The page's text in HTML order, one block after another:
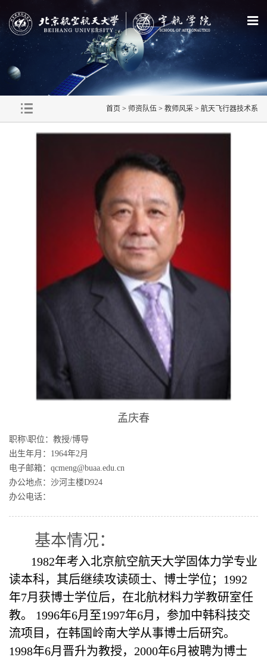
首页 > 师资队伍 > 教师风采 > 航天飞行器技术系
孟庆春
职称\职位：教授/博导
出生年月：1964年2月
电子邮箱：qcmeng@buaa.edu.cn
办公地点：沙河主楼D924
办公电话：
基本情况：
1982年考入北京航空航天大学固体力学专业
读本科，其后继续攻读硕士、博士学位；1992
年7月获博士学位后，在北航材料力学教研室任
教。 1996年6月至1997年6月，参加中韩科技交
流项目，在韩国岭南大学从事博士后研究。
1998年6月晋升为教授，2000年6月被聘为博士